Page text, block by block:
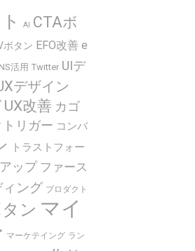
AI CTAボ
ボタン EFO改善 e
活用 Twitter UIデ
デザイン
UX改善 カゴ
リガー コンバ
トラストフォー
ップ ファース
ング プロダクト
ン マイ
マーケテイング ラン